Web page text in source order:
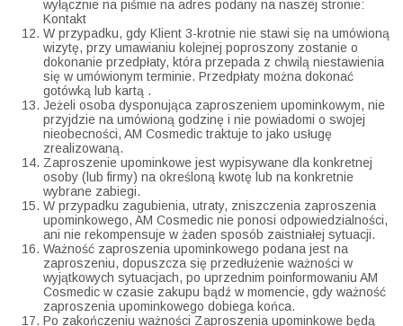
wyłącznie na piśmie na adres podany na naszej stronie:
Kontakt
W przypadku, gdy Klient 3-krotnie nie stawi się na umówioną
wizytę, przy umawianiu kolejnej poproszony zostanie o
dokonanie przedpłaty, która przepada z chwilą niestawienia
się w umówionym terminie. Przedpłaty można dokonać
gotówką lub kartą .
Jeżeli osoba dysponująca zaproszeniem upominkowym, nie
przyjdzie na umówioną godzinę i nie powiadomi o swojej
nieobecności, AM Cosmedic traktuje to jako usługę
zrealizowaną.
Zaproszenie upominkowe jest wypisywane dla konkretnej
osoby (lub firmy) na określoną kwotę lub na konkretnie
wybrane zabiegi.
W przypadku zagubienia, utraty, zniszczenia zaproszenia
upominkowego, AM Cosmedic nie ponosi odpowiedzialności,
ani nie rekompensuje w żaden sposób zaistniałej sytuacji.
Ważność zaproszenia upominkowego podana jest na
zaproszeniu, dopuszcza się przedłużenie ważności w
wyjątkowych sytuacjach, po uprzednim poinformowaniu AM
Cosmedic w czasie zakupu bądź w momencie, gdy ważność
zaproszenia upominkowego dobiega końca.
Po zakończeniu ważności Zaproszenia upominkowe będą